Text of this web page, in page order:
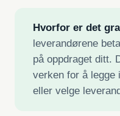
Hvorfor er det
leverandørene
på oppdraget ditt.
verken for å legge
eller velge